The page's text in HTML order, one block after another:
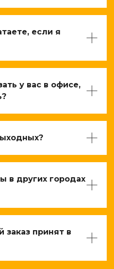
если я
у вас в офисе,
в других городах
заказ принят в